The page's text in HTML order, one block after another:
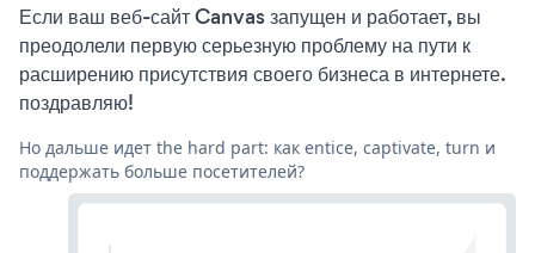
Если ваш веб-сайт Canvas запущен и работает, вы
преодолели первую серьезную проблему на пути к
расширению присутствия своего бизнеса в интернете.
поздравляю!
Но дальше идет the hard part: как entice, captivate, turn и
поддержать больше посетителей?